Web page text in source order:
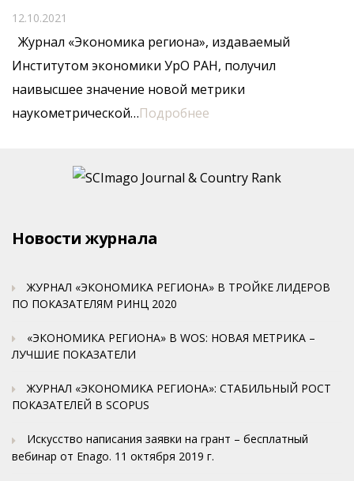
12.10.2021
Журнал «Экономика региона», издаваемый
Институтом экономики УрО РАН, получил
наивысшее значение новой метрики
наукометрической…Подробнее
Новости журнала
ЖУРНАЛ «ЭКОНОМИКА РЕГИОНА» В ТРОЙКЕ ЛИДЕРОВ
ПО ПОКАЗАТЕЛЯМ РИНЦ 2020
«ЭКОНОМИКА РЕГИОНА» В WOS: НОВАЯ МЕТРИКА –
ЛУЧШИЕ ПОКАЗАТЕЛИ
ЖУРНАЛ «ЭКОНОМИКА РЕГИОНА»: СТАБИЛЬНЫЙ РОСТ
ПОКАЗАТЕЛЕЙ В SCOPUS
Искусство написания заявки на грант – бесплатный
вебинар от Enago. 11 октября 2019 г.